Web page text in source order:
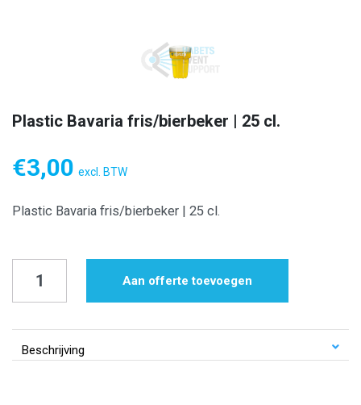
Plastic Bavaria fris/bierbeker | 25 cl.
€3,00 excl. BTW
Plastic Bavaria fris/bierbeker | 25 cl.
25
Aan offerte toevoegen
Beschrijving